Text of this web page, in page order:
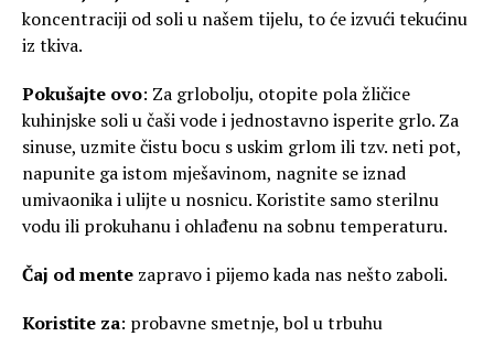
koncentraciji od soli u našem tijelu, to će izvući tekućinu
iz tkiva.
Pokušajte ovo: Za grlobolju, otopite pola žličice
kuhinjske soli u čaši vode i jednostavno isperite grlo. Za
sinuse, uzmite čistu bocu s uskim grlom ili tzv. neti pot,
napunite ga istom mješavinom, nagnite se iznad
umivaonika i ulijte u nosnicu. Koristite samo sterilnu
vodu ili prokuhanu i ohlađenu na sobnu temperaturu.
Čaj od mente zapravo i pijemo kada nas nešto zaboli.
Koristite za: probavne smetnje, bol u trbuhu